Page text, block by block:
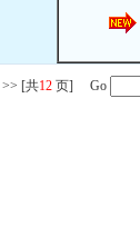
>> [共12 页] Go